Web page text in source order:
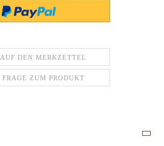
AUF DEN MERKZETTEL
FRAGE ZUM PRODUKT